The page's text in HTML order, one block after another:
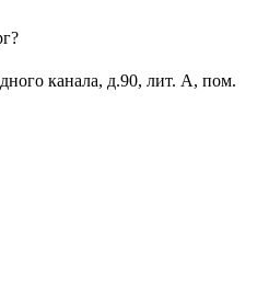
?
канала, д.90, лит. А, пом.